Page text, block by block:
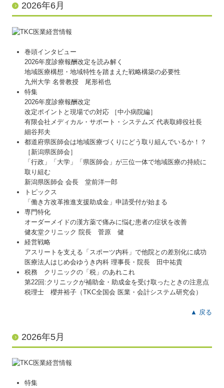
2026年6月
巻頭インタビュー
2026年度診療報酬改定を読み解く
地域医療構想・地域特性を踏まえた戦略構築の必要性
九州大学 名誉教授 尾形裕也
特集
2026年度診療報酬改定
改定ポイントと現場での対応 ［中小病院編］
有限会社メディカル・サポート・システムズ 代表取締役社長
細谷邦夫
都道府県医師会は地域医療づくりにどう取り組んでいるか！？
［新潟県医師会］
「行政」「大学」「県医師会」が三位一体で地域医療の持続に
取り組む
新潟県医師会 会長 堂前洋一郎
トピックス
「働き方改革推進支援助成金」申請受付が始まる
専門特化
オーダーメイドの漢方薬で痛みに悩む患者の症状を改善
健友堂クリニック 院長 菅原 健
経営戦略
アスリートを支える「スポーツ内科」で他院との差別化に成功
医療法人はじめ会ゆうき内科 理事長・院長 田中祐貴
税務 クリニックの「税」のあれこれ
第22回:クリニックが補助金・助成金を受け取ったときの注意点
税理士 櫻井裕子（TKC全国会 医業・会計システム研究会）
▲ 戻る
2026年5月
特集